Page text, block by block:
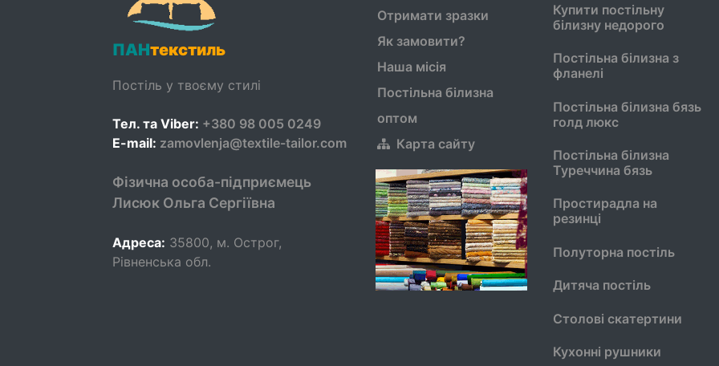
ПАНтекстиль
Постіль у твоєму стилі
Тел. та Viber: +380 98 005 0249
E-mail: zamovlenja@textile-tailor.com
Фізична особа-підприємець
Лисюк Ольга Сергіївна
Адреса: 35800, м. Острог,
Рівненська обл.
Отримати зразки
Як замовити?
Наша місія
Постільна білизна
оптом
Карта сайту
Купити постільну
білизну недорого
Постільна білизна з
фланелі
Постільна білизна бязь
голд люкс
Постільна білизна
Туреччина бязь
Простирадла на
резинці
Полуторна постіль
Дитяча постіль
Столові скатертини
Кухонні рушники